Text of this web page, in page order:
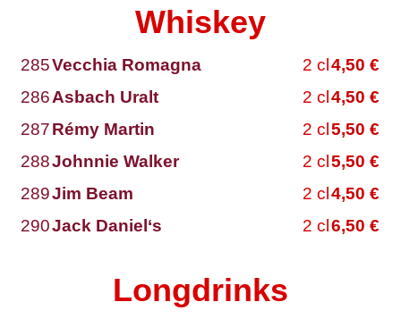
Whiskey
285Vecchia Romagna 2 cl 4,50 €
286Asbach Uralt 2 cl 4,50 €
287Rémy Martin 2 cl 5,50 €
288Johnnie Walker 2 cl 5,50 €
289Jim Beam 2 cl 4,50 €
290Jack Daniel‘s 2 cl 6,50 €
Longdrinks